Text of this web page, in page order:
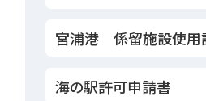
宮浦港 係留施設使用
海の駅許可申請書